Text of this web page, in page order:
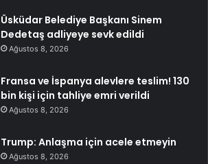
Üsküdar Belediye Başkanı Sinem
Dedetaş adliyeye sevk edildi
Ağustos 8, 2026
Fransa ve İspanya alevlere teslim! 130
bin kişi için tahliye emri verildi
Ağustos 8, 2026
Trump: Anlaşma için acele etmeyin
Ağustos 8, 2026